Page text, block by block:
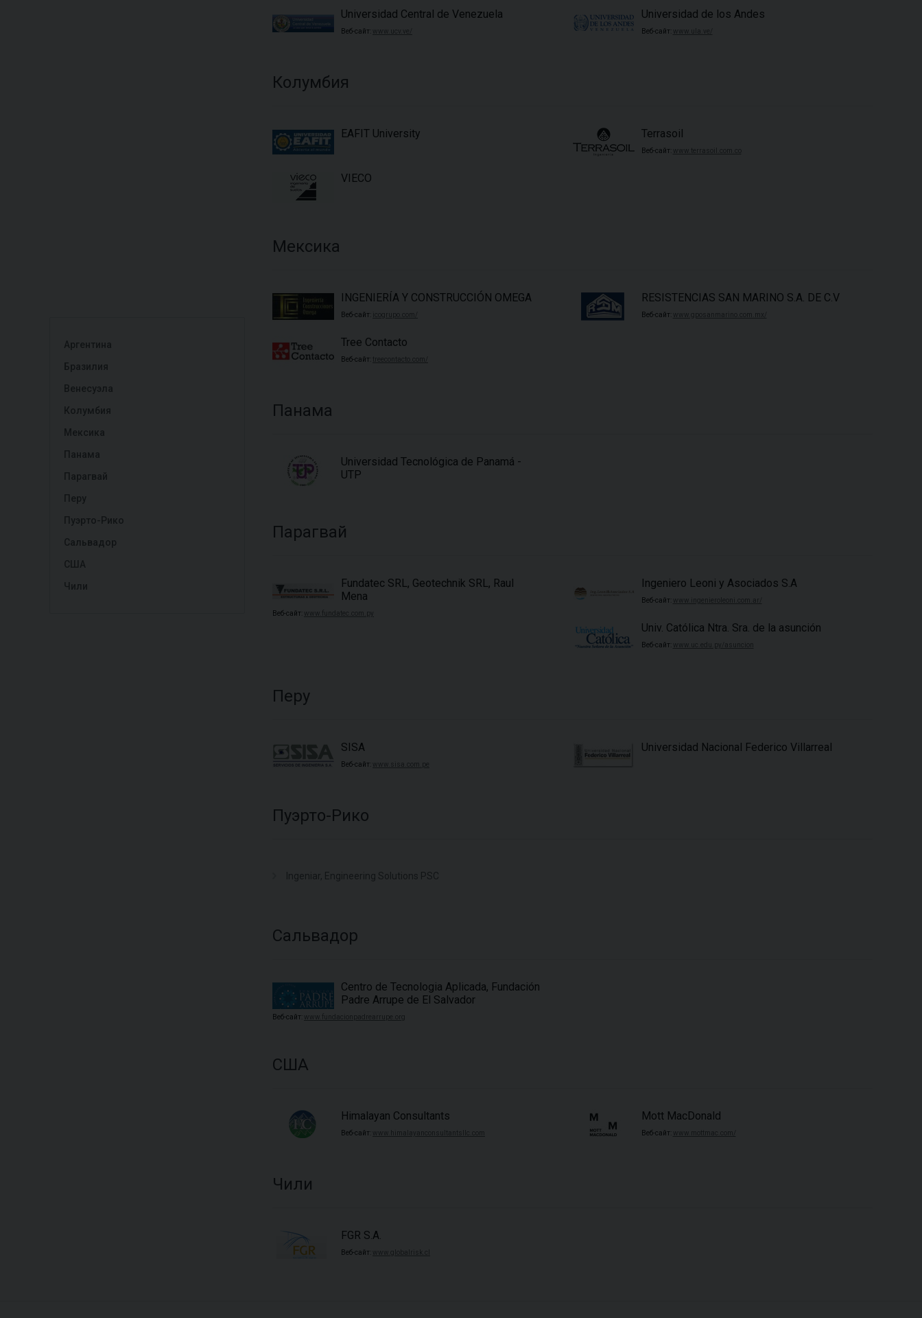
Аргентина
Бразилия
Венесуэла
Колумбия
Мексика
Панама
Парагвай
Перу
Пуэрто-Рико
Сальвадор
США
Чили
Universidad Central de Venezuela
Веб-сайт: www.ucv.ve/
Universidad de los Andes
Веб-сайт: www.ula.ve/
Колумбия
EAFIT University Terrasoil
Веб-сайт: www.terrasoil.com.co
VIECO
Мексика
INGENIERÍA Y CONSTRUCCIÓN OMEGA
Веб-сайт: icogrupo.com/
RESISTENCIAS SAN MARINO S.A. DE C.V
Веб-сайт: www.gposanmarino.com.mx/
Tree Contacto
Веб-сайт: treecontacto.com/
Панама
Universidad Tecnológica de Panamá -
UTP
Парагвай
Fundatec SRL, Geotechnik SRL, Raul
Mena
Веб-сайт: www.fundatec.com.py
Ingeniero Leoni y Asociados S.A
Веб-сайт: www.ingenieroleoni.com.ar/
Univ. Católica Ntra. Sra. de la asunción
Веб-сайт: www.uc.edu.py/asuncion
Перу
SISA
Веб-сайт: www.sisa.com.pe
Universidad Nacional Federico Villarreal
Пуэрто-Рико
Ingeniar, Engineering Solutions PSC
Сальвадор
Centro de Tecnologia Aplicada, Fundación
Padre Arrupe de El Salvador
Веб-сайт: www.fundacionpadrearrupe.org
США
Himalayan Consultants
Веб-сайт: www.himalayanconsultantsllc.com
Mott MacDonald
Веб-сайт: www.mottmac.com/
Чили
FGR S.A.
Веб-сайт: www.globalrisk.cl